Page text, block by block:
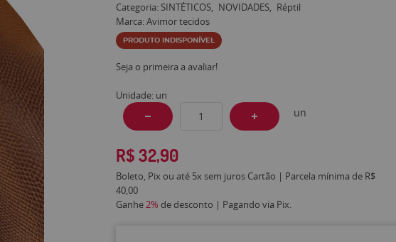
Categoria: SINTÉTICOS NOVIDADES
Réptil
Marca:Avimor tecidos
PRODUTO INDISPONÍVEL
Seja o primeira a avaliar!
Unidade: un
un
R$ 32,90
Boleto, Pix ou até 5x sem juros Cartão | Parcela mínima de R$
40,00
Ganhe2% de desconto | Pagando via Pix.